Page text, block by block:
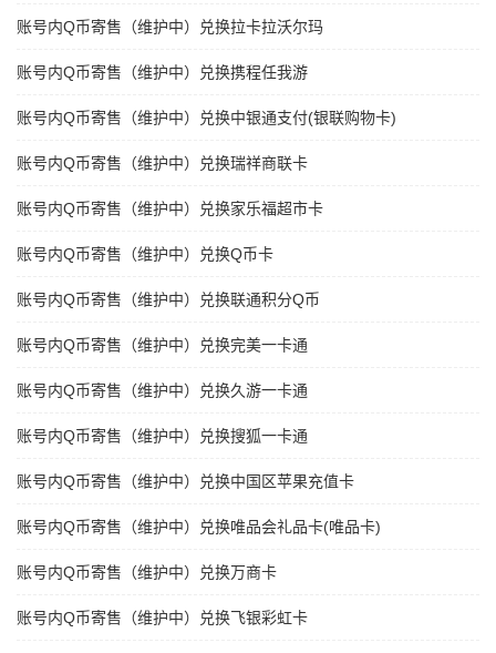
账号内Q币寄售（维护中）兑换拉卡拉沃尔玛
账号内Q币寄售（维护中）兑换携程任我游
账号内Q币寄售（维护中）兑换中银通支付(银联购物卡)
账号内Q币寄售（维护中）兑换瑞祥商联卡
账号内Q币寄售（维护中）兑换家乐福超市卡
账号内Q币寄售（维护中）兑换Q币卡
账号内Q币寄售（维护中）兑换联通积分Q币
账号内Q币寄售（维护中）兑换完美一卡通
账号内Q币寄售（维护中）兑换久游一卡通
账号内Q币寄售（维护中）兑换搜狐一卡通
账号内Q币寄售（维护中）兑换中国区苹果充值卡
账号内Q币寄售（维护中）兑换唯品会礼品卡(唯品卡)
账号内Q币寄售（维护中）兑换万商卡
账号内Q币寄售（维护中）兑换飞银彩虹卡